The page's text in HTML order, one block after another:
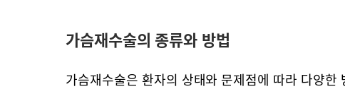
가슴재수술의 종류와 방법
가슴재수술은 환자의 상태와 문제점에 따라 다양